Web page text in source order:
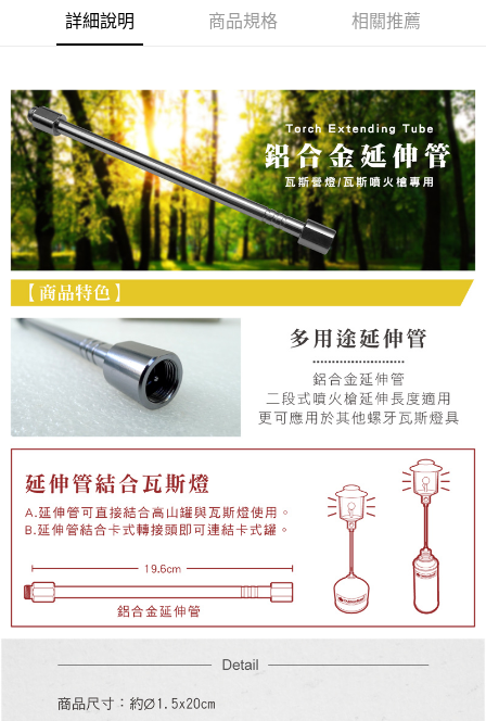
３．安心：先確認商品／服務後，再付款。
結帳頁面，進行簡訊認證並確認金額後，即可完成結帳。
２．訂單成立數日內，您將收到繳費通知簡訊。
３．收到繳費通知簡訊後14天內，點擊此簡訊中的連結，可透過四大超商／
ATM／網路銀行／等多元方式進行付款，方視為交易完成。
※ 請注意：結帳手續完成當下不需立刻繳費，但若您需要取消訂單，請聯絡
購買商品的店家。未經商家同意取消之訂單仍視為有效，需透過AFTEE先享
後付繳納相關費用。
※ 交易是否成功請以「AFTEE先享後付 」之結帳頁面顯示為準，若有關於
是否繳費成功／繳費後需取消欲退款等相關疑問，請聯繫「AFTEE先享後付
客戶支援中心」https://netprotections.freshdesk.com/support/home
【注意事項】
１．透過由恩沛科技股份有限公司提供之「AFTEE先享後付」服務完成之交
易，需依本服務之必要範圍內提供個人資料，並將交易相關給付款項請求債
權轉讓予恩沛科技股份有限公司。
２．關於個人資料處理事宜，請瀏覽以下網址：
https://aftee.tw/terms/#terms3
３．未成年的使用者請事先徵得法定代理人或監護人之同意方可使用
「AFTEE先享後付」，若未經同意申辦者引起之損失，本公司不負相關責
任。
４．使用「AFTEE先享後付」時，將依據個別帳號之用戶狀況，依本公司即
時審查核予不同之上限額度；若仍有額度不足之情形，本公司將視審查結果
請求用戶進行身份認證。
５．嚴禁一人註冊多個帳號或使用他人資訊註冊。若發現惡意使用之情形，
恩沛科技股份有限公司將有權停止該用戶之使用額度並採取法律行動。
日本/香港/馬來西亞/越南/空運 查看運費
詳細說明 商品規格 相關推薦